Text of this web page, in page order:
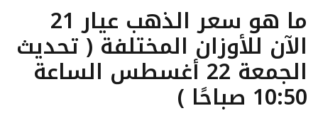
ما هو سعر الذهب عيار 21
الآن للأوزان المختلفة ( تحديث
الجمعة 22 أغسطس الساعة
10:50 صباحًا )